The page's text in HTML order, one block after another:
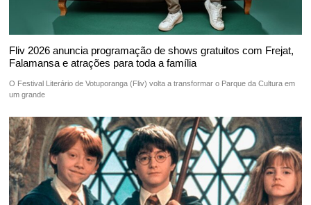
Fliv 2026 anuncia programação de shows gratuitos com Frejat,
Falamansa e atrações para toda a família
O Festival Literário de Votuporanga (Fliv) volta a transformar o Parque da Cultura em
um grande